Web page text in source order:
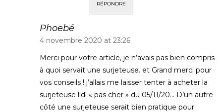
RÉPONDRE
Phoebé
4 novembre 2020 at 23:26
Merci pour votre article, je n’avais pas bien compris
à quoi servait une surjeteuse. et Grand merci pour
vos conseils ! j’allais me laisser tenter à acheter la
surjeteuse lidl « pas cher » du 05/11/20… D’un autre
côté une surjeteuse serait bien pratique pour